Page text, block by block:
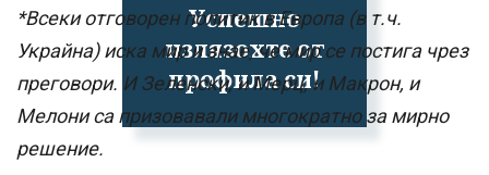
Успешно
излязохте от
профила си!
*Всеки отговорен политик в Европа (в т.ч.
Украйна) иска мир и знае, че мир се постига чрез
преговори. И Зеленски, и Мерц, и Макрон, и
Мелони са призовавали многократно за мирно
решение.